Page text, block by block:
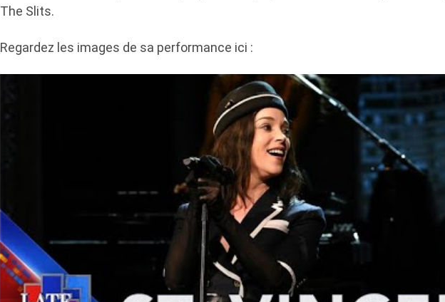
The Slits.
Regardez les images de sa performance ici :